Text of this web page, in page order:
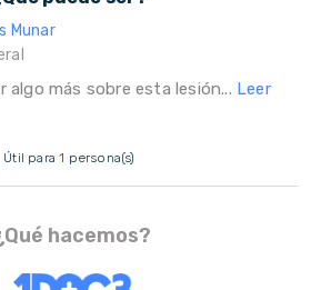
Munar
algo más sobre esta lesión... Leer
Útil para 1 persona(s)
hacemos?